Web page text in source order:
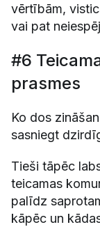
vērtībām,
vai pat
#6
prasmes
Ko dos
sasniegt
Tieši tāpēc
teicamas
palīdz
kāpēc un